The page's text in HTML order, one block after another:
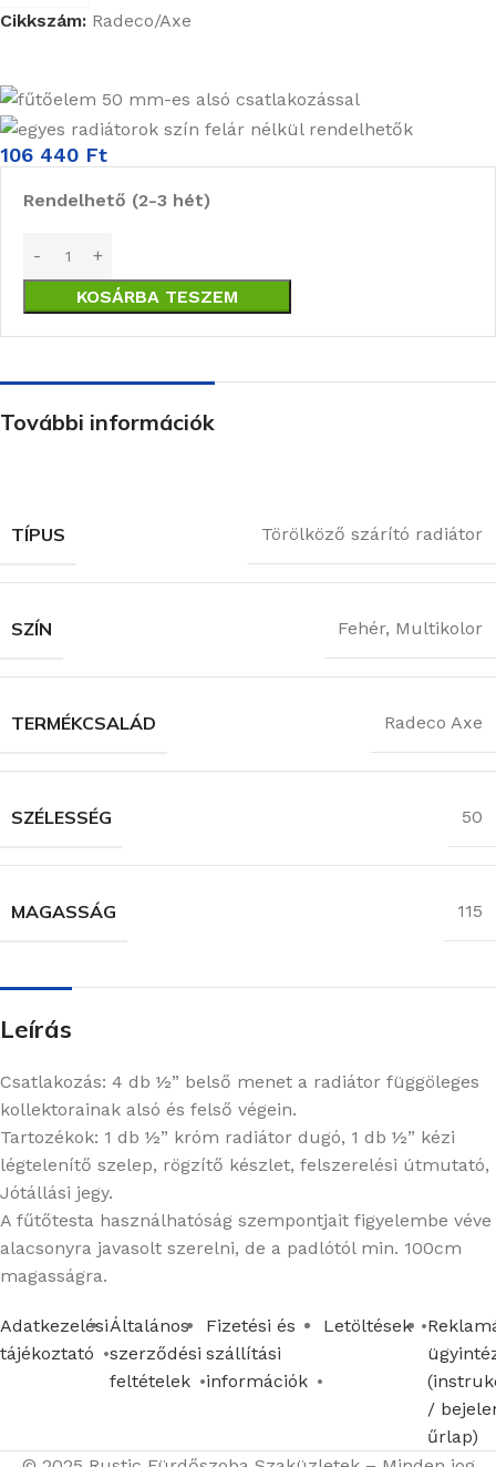
Cikkszám: Radeco/Axe
106 440 Ft
Rendelhető (2-3 hét)
KOSÁRBA TESZEM
További információk
TÍPUS Törölköző szárító radiátor
SZÍN Fehér, Multikolor
TERMÉKCSALÁD Radeco Axe
SZÉLESSÉG 50
MAGASSÁG 115
Leírás
Csatlakozás: 4 db ½” belső menet a radiátor függöleges
kollektorainak alsó és felső végein.
Tartozékok: 1 db ½” króm radiátor dugó, 1 db ½” kézi
légtelenítő szelep, rögzítő készlet, felszerelési útmutató,
Jótállási jegy.
A fűtőtesta használhatóság szempontjait figyelembe véve
alacsonyra javasolt szerelni, de a padlótól min. 100cm
magasságra.
Adatkezelési
tájékoztató
Általános
szerződési
feltételek
Fizetési és
szállítási
információk
Letöltések
/
űrlap)